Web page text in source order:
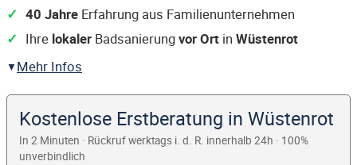
40 Jahre Erfahrung aus Familienunternehmen
Ihre lokaler Badsanierungvor Ort in Wüstenrot
Mehr Infos
Kostenlose Erstberatung in Wüstenrot
In 2 Minuten · Rückruf werktags i. d. R. innerhalb 24h · 100%
unverbindlich